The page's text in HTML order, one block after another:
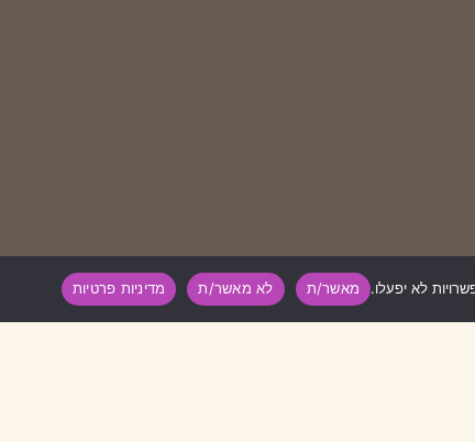
מאשר/ת לא מאשר/ת מדיניות פרטיות